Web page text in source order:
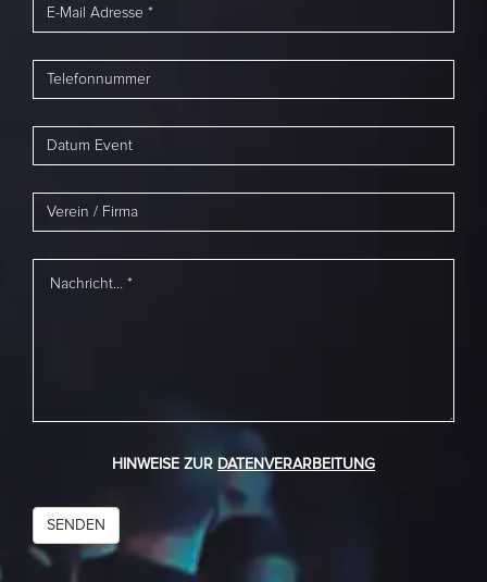
HINWEISE ZUR DATENVERARBEITUNG